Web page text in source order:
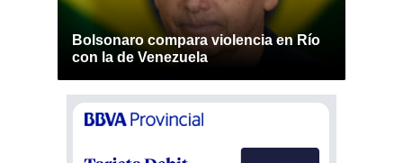
Bolsonaro compara violencia en Río
con la de Venezuela